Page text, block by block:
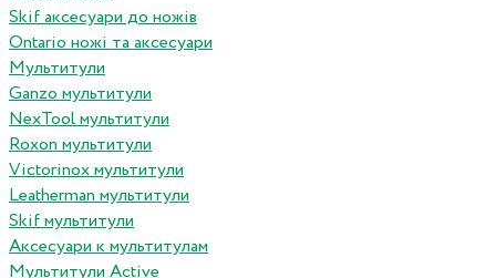
Skif аксесуари до ножів
Ontario ножі та аксесуари
Мультитули
Ganzo мультитули
NexTool мультитули
Roxon мультитули
Victorinox мультитули
Leatherman мультитули
Skif мультитули
Аксесуари к мультитулам
Мультитули Active